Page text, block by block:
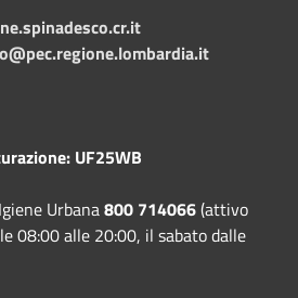
UF25WB
Urbana800 714066(attivo
08:00 alle 20:00, il sabato dalle